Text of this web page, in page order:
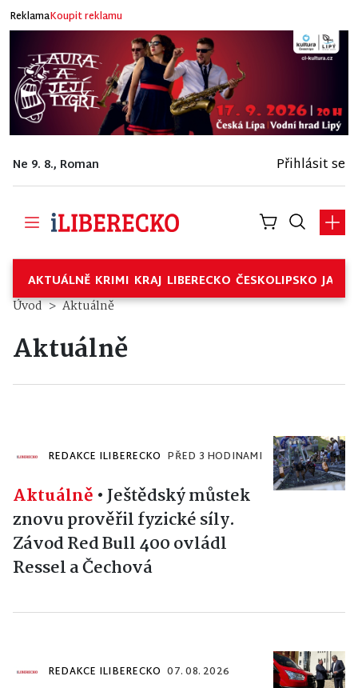
ReklamaKoupit reklamu
Ne 9. 8., Roman Přihlásit se
AKTUÁLNĚ KRIMI KRAJ LIBERECKO ČESKOLIPSKO
Úvod Aktuálně
Aktuálně
REDAKCE ILIBERECKO PŘED 3 HODINAMI
Aktuálně •Ještědský můstek
znovu prověřil fyzické síly.
Závod Red Bull 400 ovládl
Ressel a Čechová
REDAKCE ILIBERECKO 07. 08. 2026